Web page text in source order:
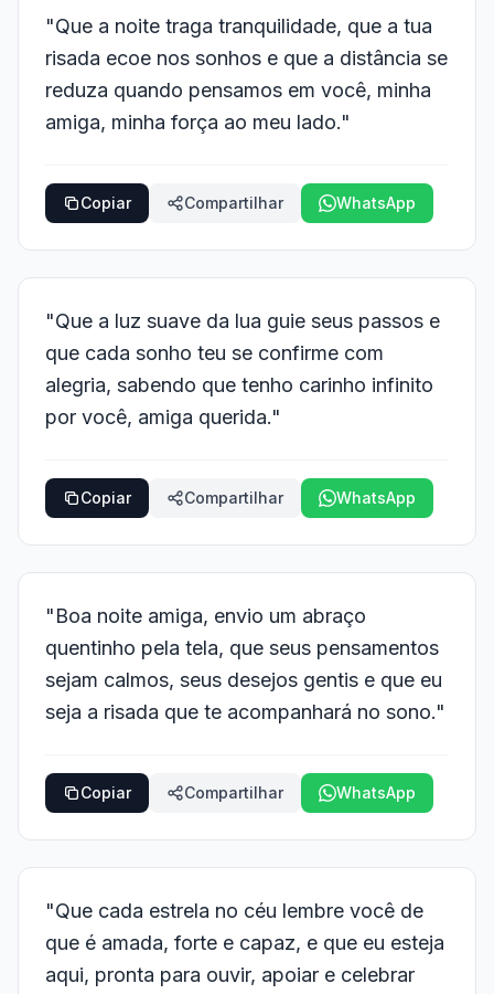
"Que a noite traga tranquilidade, que a tua
risada ecoe nos sonhos e que a distância se
reduza quando pensamos em você, minha
amiga, minha força ao meu lado."
Copiar Compartilhar WhatsApp
"Que a luz suave da lua guie seus passos e
que cada sonho teu se confirme com
alegria, sabendo que tenho carinho infinito
por você, amiga querida."
Copiar Compartilhar WhatsApp
"Boa noite amiga, envio um abraço
quentinho pela tela, que seus pensamentos
sejam calmos, seus desejos gentis e que eu
seja a risada que te acompanhará no sono."
Copiar Compartilhar WhatsApp
"Que cada estrela no céu lembre você de
que é amada, forte e capaz, e que eu esteja
aqui, pronta para ouvir, apoiar e celebrar